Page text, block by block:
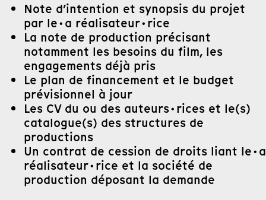
Note d’intention et synopsis du projet
par le·a réalisateur·rice
La note de production précisant
notamment les besoins du film, les
engagements déjà pris
Le plan de financement et le budget
prévisionnel à jour
Les CV du ou des auteurs·rices et le(s)
catalogue(s) des structures de
productions
Un contrat de cession de droits liant le·a
réalisateur·rice et la société de
production déposant la demande